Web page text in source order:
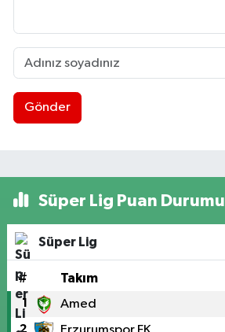
Gönder
Süper Lig Puan Durumu
Süper Lig
# Takım
1 Amed
2